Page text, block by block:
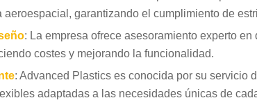
aeroespacial, garantizando el cumplimiento de
: La empresa ofrece asesoramiento experto
costes y mejorando la funcionalidad.
: Advanced Plastics es conocida por su servicio
adaptadas a las necesidades únicas de